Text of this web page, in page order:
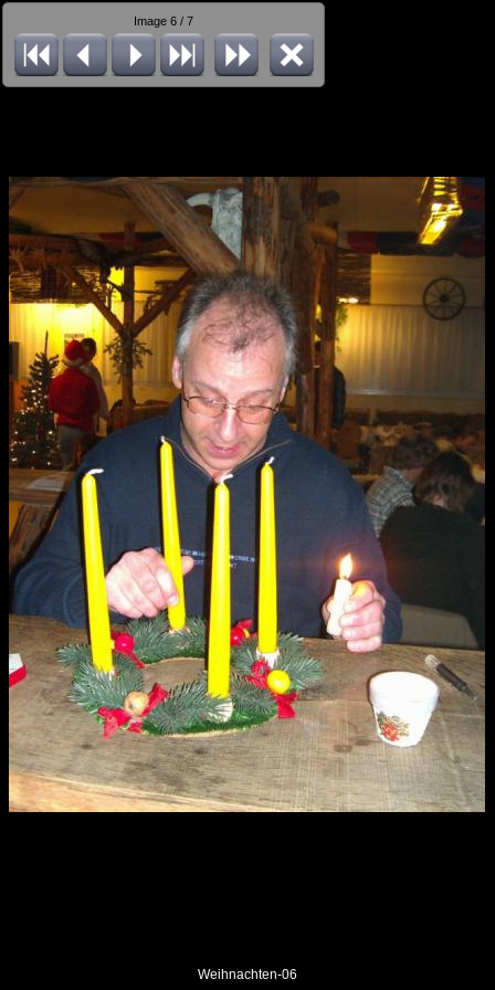
Weihnachten-06